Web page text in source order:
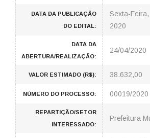
DATA DA PUBLICAÇÃO
DO EDITAL:
Sexta-
2020
DATA DA
ABERTURA/REALIZAÇÃO:
24/04/2020
VALOR ESTIMADO (R$): 38.632,00
NÚMERO DO PROCESSO: 00019/2020
REPARTIÇÃO/SETOR
INTERESSADO:
Prefeitura